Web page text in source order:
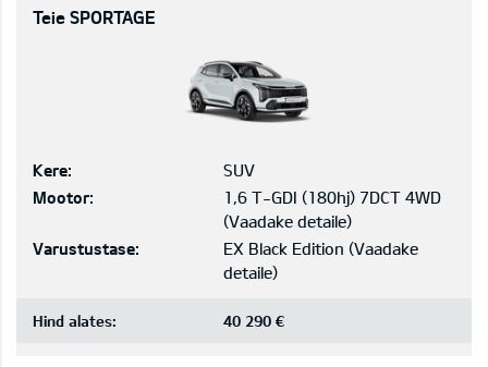
Teie SPORTAGE
Kere:
SUV
Mootor:
1,6 T-GDI (180hj) 7DCT 4WD
(Vaadake detaile)
Varustustase:
EX Black Edition (Vaadake
detaile)
Hind alates: 40 290 €